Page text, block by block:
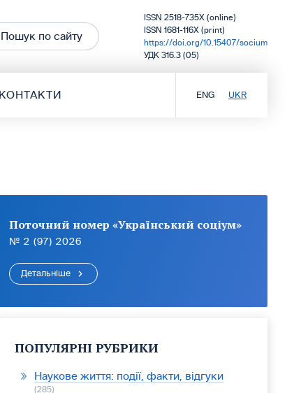
Пошук по сайту
ISSN 2518-735X (online)
ISSN 1681-116X (print)
https://doi.org/10.15407/socium
УДК 316.3 (05)
КОНТАКТИ ENG UKR
Поточний номер «Український соціум»
№ 2 (97) 2026
Детальніше
ПОПУЛЯРНІ РУБРИКИ
Наукове життя: події, факти, відгуки
285